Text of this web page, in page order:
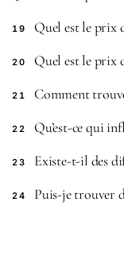
19 Quel est le prix
20 Quel est le prix
21 Comment
22 Qu’est-ce qui
23 Existe-t-il des
24 Puis-je trouver